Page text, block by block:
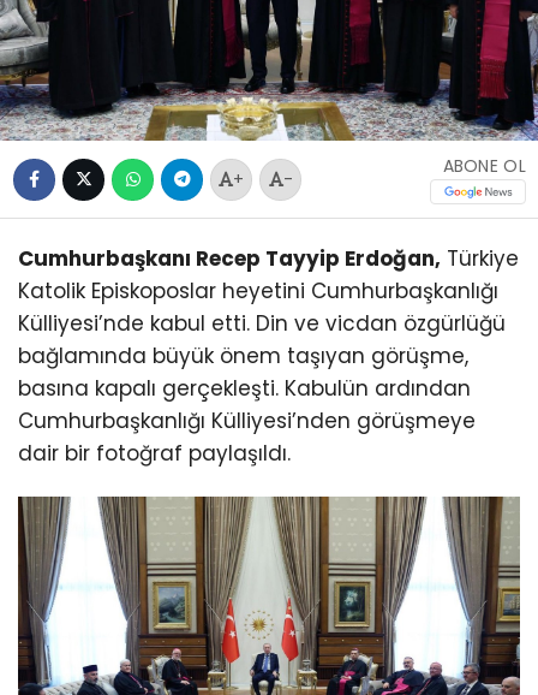
+ -
ABONE OL
Cumhurbaşkanı Recep Tayyip Erdoğan, Türkiye
Katolik Episkoposlar heyetini Cumhurbaşkanlığı
Külliyesi’nde kabul etti. Din ve vicdan özgürlüğü
bağlamında büyük önem taşıyan görüşme,
basına kapalı gerçekleşti. Kabulün ardından
Cumhurbaşkanlığı Külliyesi’nden görüşmeye
dair bir fotoğraf paylaşıldı.